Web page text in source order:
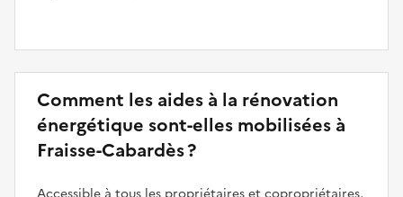
Comment les aides à la rénovation
énergétique sont-elles mobilisées à
Fraisse-Cabardès ?